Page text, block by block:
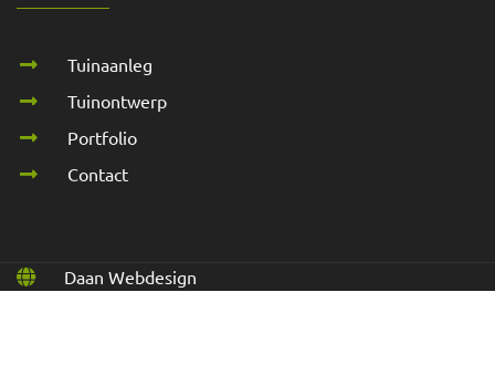
Tuinaanleg
Tuinontwerp
Portfolio
Contact
Daan Webdesign